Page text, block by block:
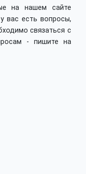
на нашем сайте
вас есть вопросы,
связаться с
- пишите на